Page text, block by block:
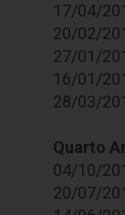
17/04/
20/02/
27/01/
16/01/
28/03/
Quarto
04/10/
20/07/